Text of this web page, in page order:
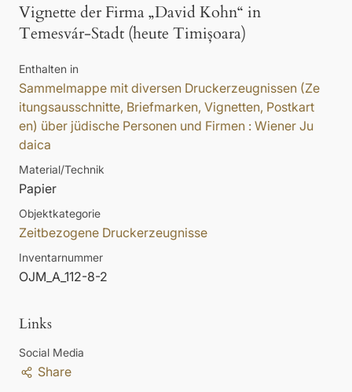
Vignette der Firma „David Kohn“ in
Temesvár-Stadt (heute Timișoara)
Enthalten in
Sammelmappe mit diversen Druckerzeugnissen (Ze
itungsausschnitte, Briefmarken, Vignetten, Postkart
en) über jüdische Personen und Firmen : Wiener Ju
daica
Material/Technik
Papier
Objektkategorie
Zeitbezogene Druckerzeugnisse
Inventarnummer
OJM_A_112-8-2
Links
Social Media
Share